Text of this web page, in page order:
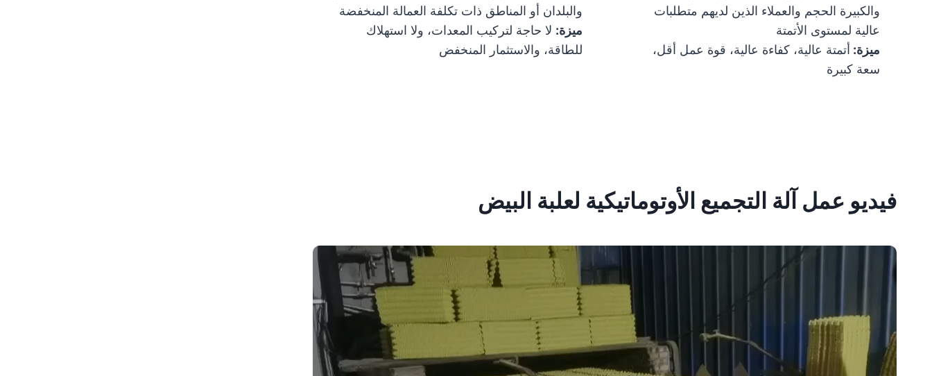
والكبيرة الحجم والعملاء الذين لديهم متطلبات
عالية لمستوى الأتمتة
ميزة: أتمتة عالية، كفاءة عالية، قوة عمل أقل،
سعة كبيرة
والبلدان أو المناطق ذات تكلفة العمالة المنخفضة
ميزة: لا حاجة لتركيب المعدات، ولا استهلاك
للطاقة، والاستثمار المنخفض
فيديو عمل آلة التجميع الأوتوماتيكية لعلبة البيض